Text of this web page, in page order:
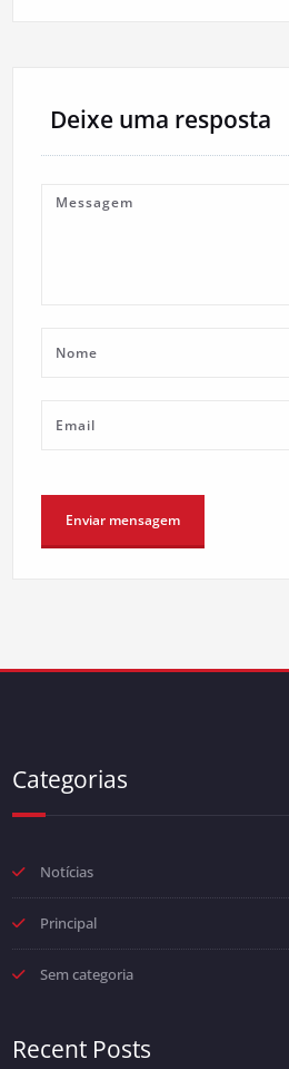
Deixe uma resposta
Categorias
Notícias
Principal
Sem categoria
Recent Posts